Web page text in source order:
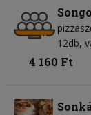
12db,
4 160 Ft